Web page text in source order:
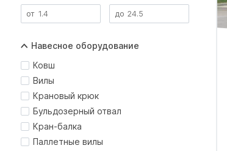
Навесное оборудование
Ковш
Вилы
Крановый крюк
Бульдозерный отвал
Кран-балка
Паллетные вилы